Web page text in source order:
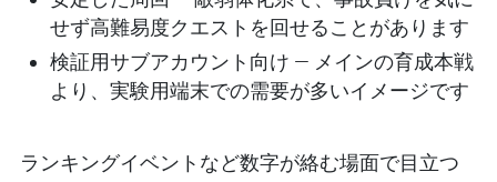
せず高難易度クエストを回せることがあります
検証用サブアカウント向け — メインの育成本戦
より、実験用端末での需要が多いイメージです
ランキングイベントなど数字が絡む場面で目立つ